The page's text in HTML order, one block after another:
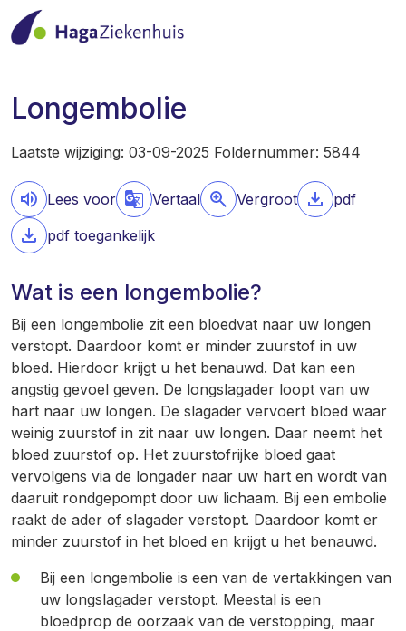
Longembolie
Laatste wijziging: 03-09-2025 Foldernummer: 5844
Lees voor Vertaal Vergroot
pdf
pdf toegankelijk
Wat is een longembolie?
Bij een longembolie zit een bloedvat naar uw longen
verstopt. Daardoor komt er minder zuurstof in uw
bloed. Hierdoor krijgt u het benauwd. Dat kan een
angstig gevoel geven. De longslagader loopt van uw
hart naar uw longen. De slagader vervoert bloed waar
weinig zuurstof in zit naar uw longen. Daar neemt het
bloed zuurstof op. Het zuurstofrijke bloed gaat
vervolgens via de longader naar uw hart en wordt van
daaruit rondgepompt door uw lichaam. Bij een embolie
raakt de ader of slagader verstopt. Daardoor komt er
minder zuurstof in het bloed en krijgt u het benauwd.
Bij een longembolie is een van de vertakkingen van
uw longslagader verstopt. Meestal is een
bloedprop de oorzaak van de verstopping, maar